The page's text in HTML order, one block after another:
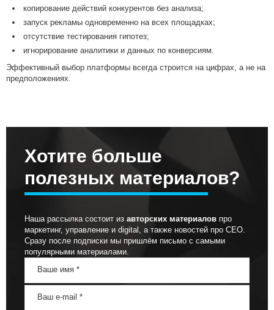
копирование действий конкурентов без анализа;
запуск рекламы одновременно на всех площадках;
отсутствие тестирования гипотез;
игнорирование аналитики и данных по конверсиям.
Эффективный выбор платформы всегда строится на цифрах, а не на
предположениях.
Хотите больше
полезных материалов?
Наша рассылка состоит из авторских материалов про
маркетинг, управление и digital, а также новостей про СЕО.
Сразу после подписки мы пришлём письмо с самыми
популярными материалами.